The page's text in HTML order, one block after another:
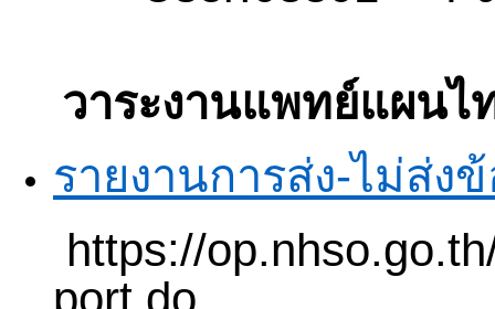
วาระงานแพทย์แผนไ
รายงานการส่ง-ไม่ส่ง
https://
port.do